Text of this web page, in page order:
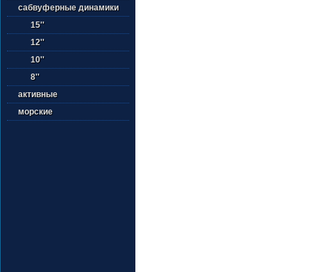
сабвуферные динамики
15''
12''
10''
8''
активные
морские